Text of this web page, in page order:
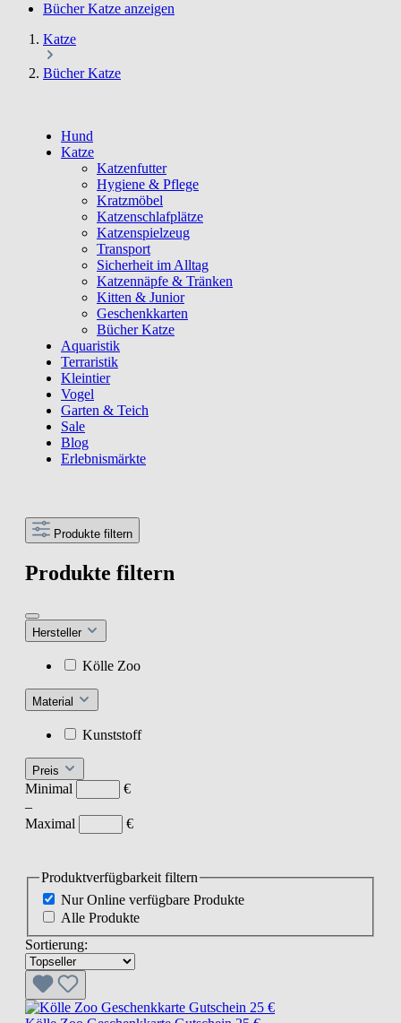
Bücher Katze anzeigen
Katze
Bücher Katze
Hund
Katze
Katzenfutter
Hygiene & Pflege
Kratzmöbel
Katzenschlafplätze
Katzenspielzeug
Transport
Sicherheit im Alltag
Katzennäpfe & Tränken
Kitten & Junior
Geschenkkarten
Bücher Katze
Aquaristik
Terraristik
Kleintier
Vogel
Garten & Teich
Sale
Blog
Erlebnismärkte
Produkte filtern
Produkte filtern
Hersteller
Kölle Zoo
Material
Kunststoff
Preis
Minimal
€
–
Maximal
€
Produktverfügbarkeit filtern
Nur Online verfügbare Produkte
Alle Produkte
Sortierung: